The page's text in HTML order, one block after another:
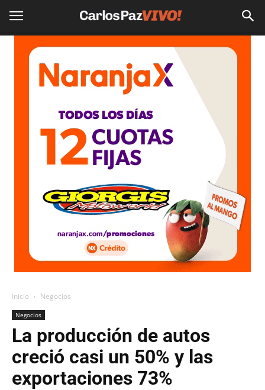
Inicio Negocios
Negocios
La producción de autos
creció casi un 50% y las
exportaciones 73%